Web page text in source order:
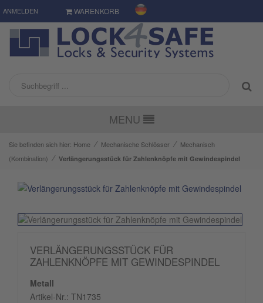
ANMELDEN WARENKORB
MENU
Sie befinden sich hier: Home ⁄ Mechanische Schlösser ⁄ Mechanisch
(Kombination) ⁄ Verlängerungsstück für Zahlenknöpfe mit Gewindespindel
VERLÄNGERUNGSSTÜCK FÜR
ZAHLENKNÖPFE MIT GEWINDESPINDEL
Metall
Artikel-Nr.: TN1735